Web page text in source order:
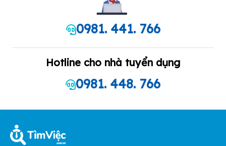
0981. 441. 766
Hotline cho nhà tuyển dụng
0981. 448. 766